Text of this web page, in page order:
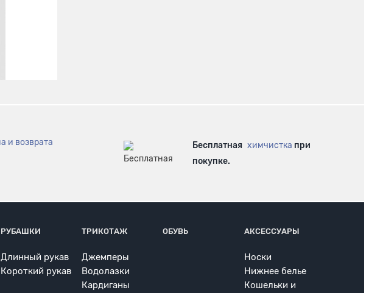
и возврата Бесплатная химчистка при
покупке.
РУБАШКИ
Длинный рукав
Короткий рукав
ТРИКОТАЖ
Джемперы
Водолазки
Кардиганы
ОБУВЬ АКСЕССУАРЫ
Носки
Нижнее белье
Кошельки и